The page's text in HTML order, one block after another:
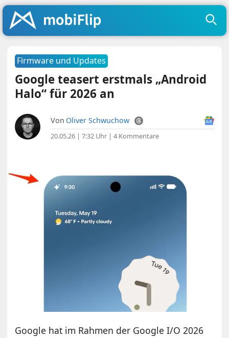
Firmware und Updates
Google teasert erstmals „Android
Halo“ für 2026 an
Von Oliver Schwuchow
20.05.26 | 7:32 Uhr |4 Kommentare
Google hat im Rahmen der Google I/O 2026